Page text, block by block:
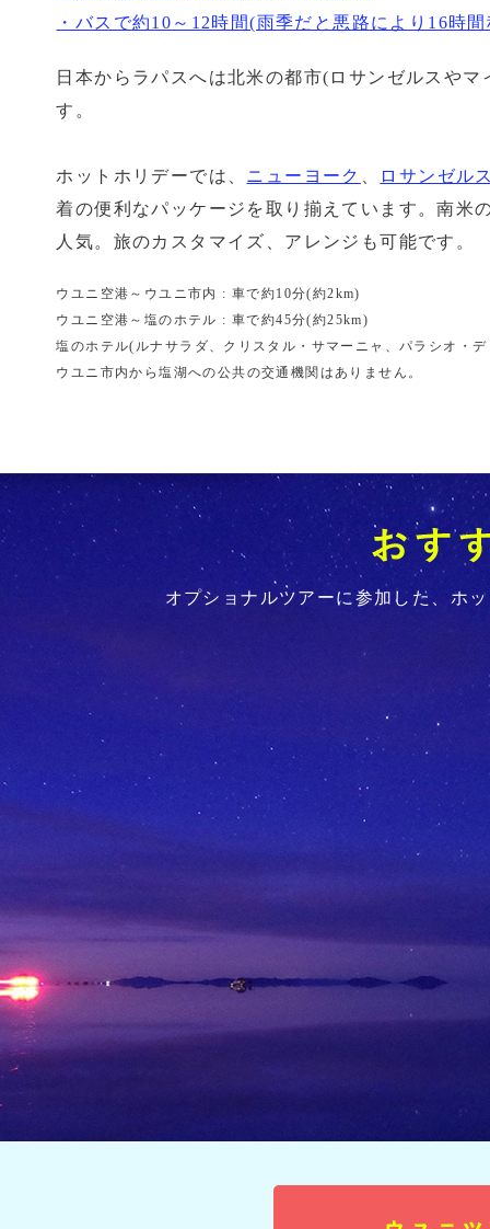
・バスで約10～12時間(雨季だと悪路により16時
日本からラパスへは北米の都市(ロサンゼルスや
す。
ホットホリデーでは、 ニューヨーク
ロサンゼル
着の便利なパッケージを取り揃えています。南米
人気。旅のカスタマイズ、アレンジも可能です。
ウユニ空港～ウユニ市内 : 車で約10分(約2km)
ウユニ空港～塩のホテル : 車で約45分(約25km)
塩のホテル(ルナサラダ、クリスタル・サマーニャ、パラシオ・
ウユニ市内から塩湖への公共の交通機関はありません。
オプショナルツアーに参加した、ホ